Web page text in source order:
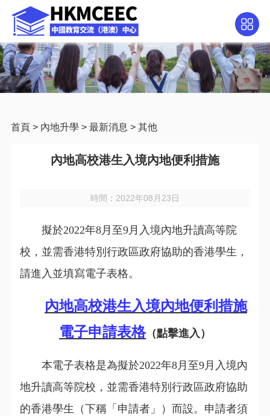
首頁> 內地升學 > 最新消息 > 其他
內地高校港生入境內地便利措施
時間：2022年08月23日
擬於2022年8月至9月入境內地升讀高等院
校，並需香港特別行政區政府協助的香港學生，
請進入並填寫電子表格。
內地高校港生入境內地便利措施
電子申請表格（點擊進入）
本電子表格是為擬於2022年8月至9月入境內
地升讀高等院校，並需香港特別行政區政府協助
的香港學生（下稱「申請者」）而設。申請者須